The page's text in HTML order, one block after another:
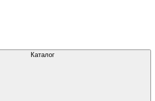
Каталог